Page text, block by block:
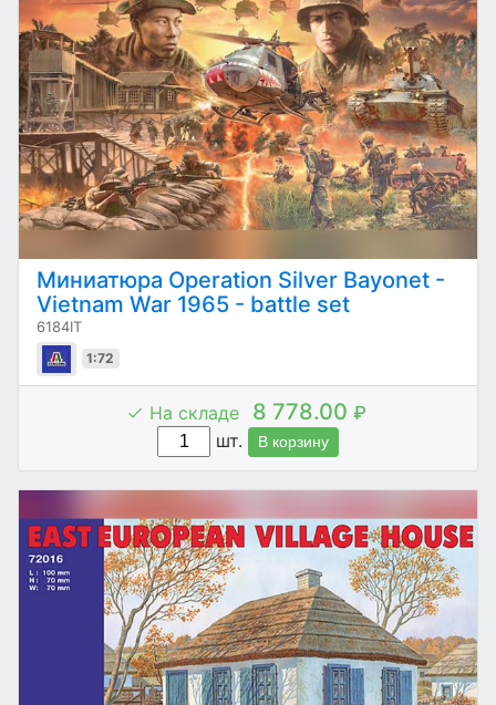
Миниатюра Operation Silver Bayonet -
Vietnam War 1965 - battle set
6184IT
1:72
На складе 8 778.00 ₽
шт.
В корзину